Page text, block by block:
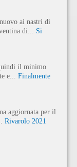
ai nastri di
di... Si
il minimo
e... Finalmente
aggiornata per il
Rivarolo 2021